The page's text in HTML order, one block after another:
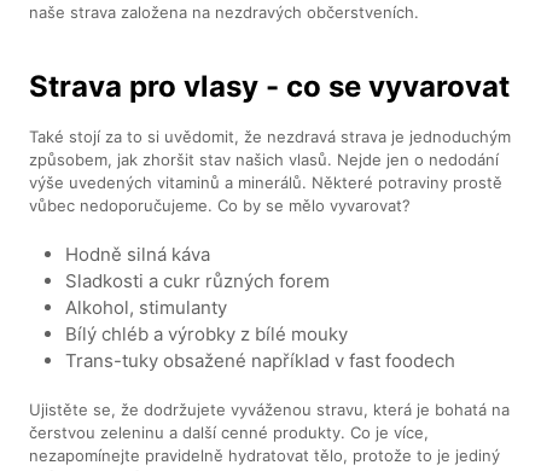
naše strava založena na nezdravých občerstveních.
Strava pro vlasy - co se vyvarovat
Také stojí za to si uvědomit, že nezdravá strava je jednoduchým
způsobem, jak zhoršit stav našich vlasů. Nejde jen o nedodání
výše uvedených vitaminů a minerálů. Některé potraviny prostě
vůbec nedoporučujeme. Co by se mělo vyvarovat?
Hodně silná káva
Sladkosti a cukr různých forem
Alkohol, stimulanty
Bílý chléb a výrobky z bílé mouky
Trans-tuky obsažené například v fast foodech
Ujistěte se, že dodržujete vyváženou stravu, která je bohatá na
čerstvou zeleninu a další cenné produkty. Co je více,
nezapomínejte pravidelně hydratovat tělo, protože to je jediný